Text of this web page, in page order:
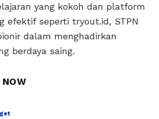
yang kokoh dan platform
efektif seperti tryout.id, STPN
dalam menghadirkan
berdaya saing.
NOW